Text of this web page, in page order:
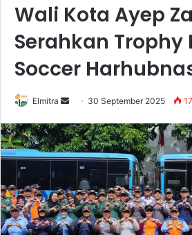
Wali Kota Ayep
Serahkan Trophy
Soccer
Elmitra
Send
email
30 September 2025